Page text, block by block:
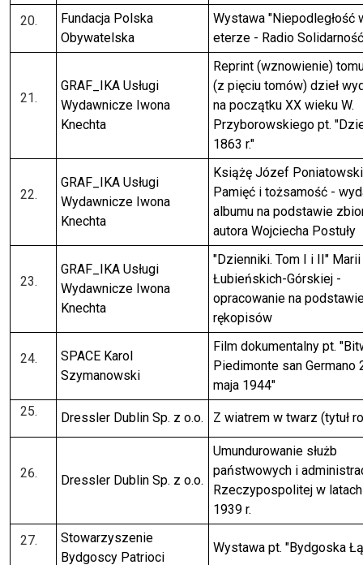
Fundacja Polska
Obywatelska
Wystawa "Niepodległość
eterze - Radio
GRAF_IKA Usługi
Wydawnicze Iwona
Knechta
Reprint (wznowienie)
(z pięciu tomów) dzieł
na początku XX wieku W.
Przyborowskiego pt.
1863 r."
GRAF_IKA Usługi
Wydawnicze Iwona
Knechta
Książę Józef
Pamięć i tożsamość -
albumu na podstawie
autora Wojciecha Postuły
GRAF_IKA Usługi
Wydawnicze Iwona
Knechta
"Dzienniki. Tom I i II"
Łubieńskich-Górskiej -
opracowanie na
rękopisów
SPACE Karol
Szymanowski
Film dokumentalny pt.
Piedimonte san Germano
maja 1944"
Dressler Dublin Sp. z o.o. Z wiatrem w twarz (tytuł
Dressler Dublin Sp. z o.o.
Umundurowanie służb
państwowych i
Rzeczypospolitej w
1939 r.
Stowarzyszenie
Bydgoscy Patrioci
Wystawa pt. "Bydgoska